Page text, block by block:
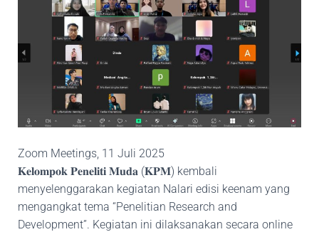
Zoom Meetings, 11 Juli 2025
𝐊𝐞𝐥𝐨𝐦𝐩𝐨𝐤 𝐏𝐞𝐧𝐞𝐥𝐢𝐭𝐢 𝐌𝐮𝐝𝐚 (𝐊𝐏𝐌) kembali
menyelenggarakan kegiatan Nalari edisi keenam yang
mengangkat tema “Penelitian Research and
Development”. Kegiatan ini dilaksanakan secara online